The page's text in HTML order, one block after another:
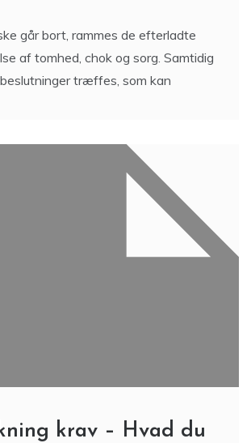
går bort, rammes de efterladte
af tomhed, chok og sorg. Samtidig
træffes, som kan
krav – Hvad du